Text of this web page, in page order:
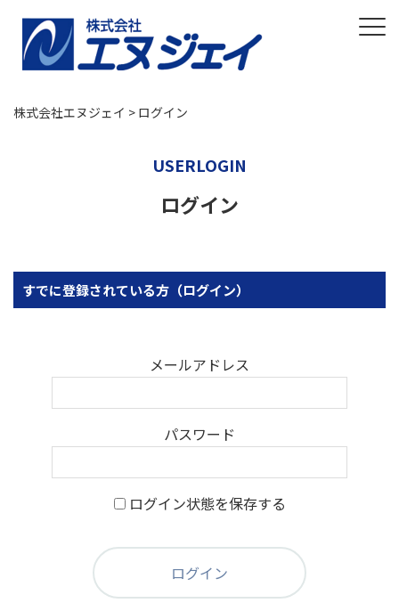
株式会社エヌジェイ > ログイン
USERLOGIN
ログイン
すでに登録されている方（ログイン）
メールアドレス
パスワード
ログイン状態を保存する